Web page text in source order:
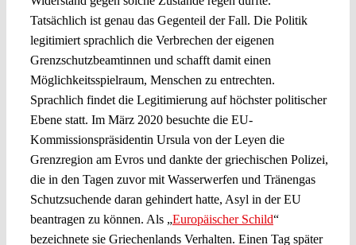
Tatsächlich ist genau das Gegenteil der Fall. Die Politik
legitimiert sprachlich die Verbrechen der eigenen
Grenzschutzbeamtinnen und schafft damit einen
Möglichkeitsspielraum, Menschen zu entrechten.
Sprachlich findet die Legitimierung auf höchster politischer
Ebene statt. Im März 2020 besuchte die EU-
Kommissionspräsidentin Ursula von der Leyen die
Grenzregion am Evros und dankte der griechischen Polizei,
die in den Tagen zuvor mit Wasserwerfen und Tränengas
Schutzsuchende daran gehindert hatte, Asyl in der EU
beantragen zu können. Als „Europäischer Schild“
bezeichnete sie Griechenlands Verhalten. Einen Tag später